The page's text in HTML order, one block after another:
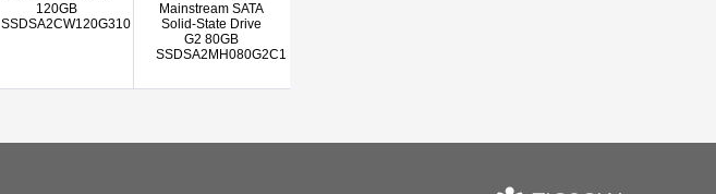
120GB
SSDSA2CW120G310
Mainstream SATA
Solid-State Drive
G2 80GB
SSDSA2MH080G2C1